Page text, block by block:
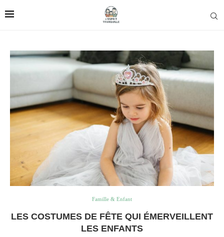
Famille & Enfant
LES COSTUMES DE FÊTE QUI ÉMERVEILLENT
LES ENFANTS